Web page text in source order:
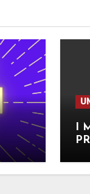
I